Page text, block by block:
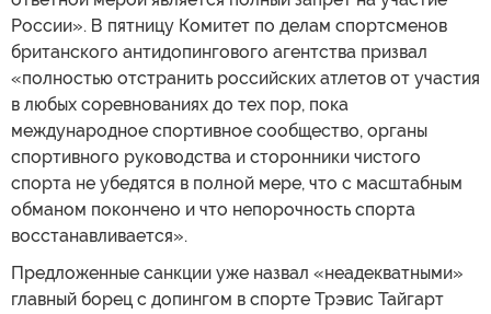
России». В пятницу Комитет по делам спортсменов
британского антидопингового агентства призвал
«полностью отстранить российских атлетов от участия
в любых соревнованиях до тех пор, пока
международное спортивное сообщество, органы
спортивного руководства и сторонники чистого
спорта не убедятся в полной мере, что с масштабным
обманом покончено и что непорочность спорта
восстанавливается».
Предложенные санкции уже назвал «неадекватными»
главный борец с допингом в спорте Трэвис Тайгарт